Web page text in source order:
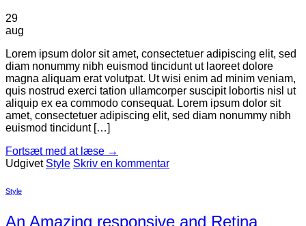
29
aug
Lorem ipsum dolor sit amet, consectetuer adipiscing elit, sed
diam nonummy nibh euismod tincidunt ut laoreet dolore
magna aliquam erat volutpat. Ut wisi enim ad minim veniam,
quis nostrud exerci tation ullamcorper suscipit lobortis nisl ut
aliquip ex ea commodo consequat. Lorem ipsum dolor sit
amet, consectetuer adipiscing elit, sed diam nonummy nibh
euismod tincidunt […]
Fortsæt med at læse →
Udgivet Style Skriv en kommentar
Style
An Amazing responsive and Retina